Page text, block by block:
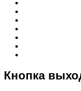
Кнопка